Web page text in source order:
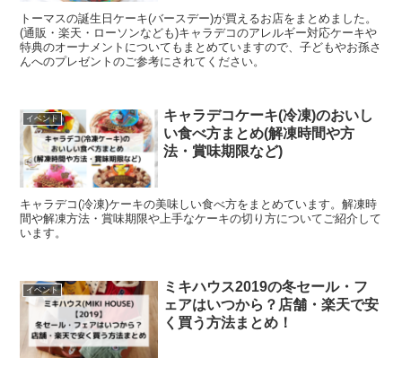
トーマスの誕生日ケーキ(バースデー)が買えるお店をまとめました。
(通販・楽天・ローソンなども)キャラデコのアレルギー対応ケーキや
特典のオーナメントについてもまとめていますので、子どもやお孫さ
んへのプレゼントのご参考にされてください。
イベント
キャラデコケーキ(冷凍)のおいし
い食べ方まとめ(解凍時間や方
法・賞味期限など)
キャラデコ(冷凍)ケーキの美味しい食べ方をまとめています。解凍時
間や解凍方法・賞味期限や上手なケーキの切り方についてご紹介して
います。
イベント
ミキハウス2019の冬セール・フ
ェアはいつから？店舗・楽天で安
く買う方法まとめ！